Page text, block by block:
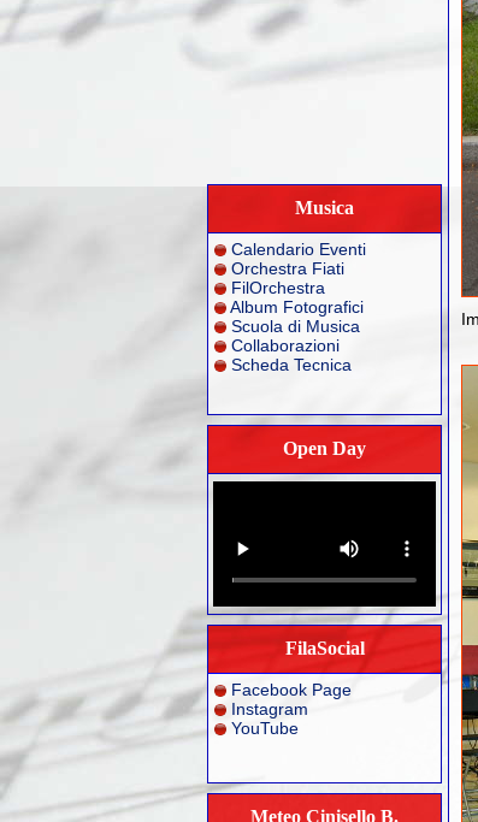
Musica
Calendario Eventi
Orchestra Fiati
FilOrchestra
Album Fotografici
Scuola di Musica
Collaborazioni
Scheda Tecnica
Open Day
FilaSocial
Facebook Page
Instagram
YouTube
Meteo Cinisello B.